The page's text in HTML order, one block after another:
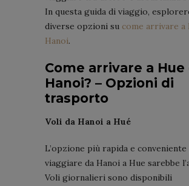
In questa guida di viaggio,
diverse opzioni su come arrivare a
Hanoi.
Come arrivare a Hue
Hanoi? – Opzioni di
trasporto
Voli da Hanoi a Hué
L’opzione più rapida e
viaggiare da Hanoi a Hue sarebbe
Voli giornalieri sono disponibili